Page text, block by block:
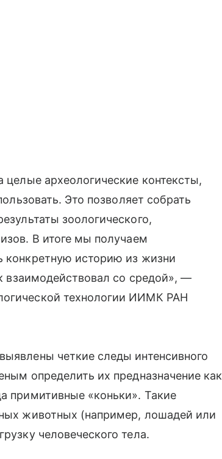
археологические контексты,
Это позволяет собрать
зоологического,
В итоге мы получаем
конкретную историю из жизни
взаимодействовал со средой», —
технологии ИИМК РАН
четкие следы интенсивного
определить их предназначение как
примитивные «коньки». Такие
животных (например, лошадей или
человеческого тела.